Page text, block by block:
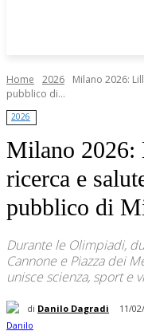
Home 2026
Milano 2026:
pubblico di...
2026
Milano 2026:
ricerca e
pubblico di
Durante le Olimpiadi,
Cannone e Piazza dei
unisce scienza, sport e
di Danilo Dagradi 11/